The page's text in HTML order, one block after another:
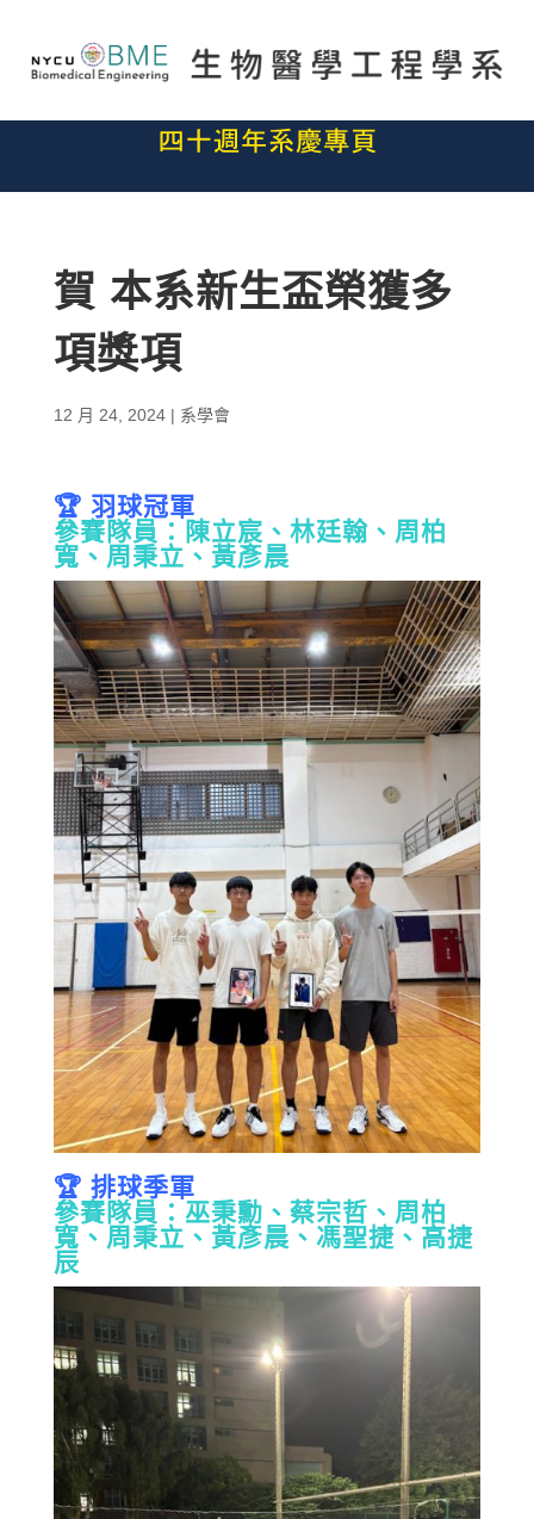
賀 本系新生盃榮獲多
項獎項
12 月 24, 2024| 系學會
🏆 羽球冠軍
參賽隊員：陳立宸、林廷翰、周柏
寬、周秉立、黃彥晨
🏆 排球季軍
參賽隊員：巫秉勳、蔡宗哲、周柏
寬、周秉立、黃彥晨、馮聖捷、高捷
辰